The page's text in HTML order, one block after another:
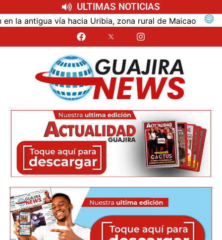
ULTIMAS NOTICIAS
vía hacia Uribia, zona rural de Maicao